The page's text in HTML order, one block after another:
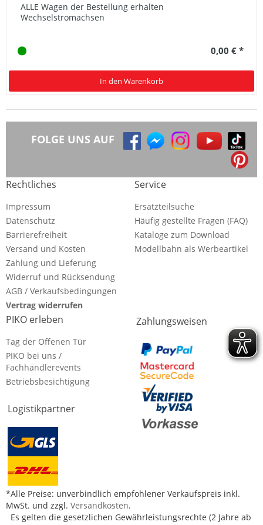
ALLE Wagen der Bestellung erhalten
Wechselstromachsen
0,00 € *
In den Warenkorb
FOLGE UNS AUF
Rechtliches
Impressum
Datenschutz
Barrierefreiheit
Versand und Kosten
Zahlung und Lieferung
Widerruf und Rücksendung
AGB / Verkaufsbedingungen
Vertrag widerrufen
Service
Ersatzteilsuche
Häufig gestellte Fragen (FAQ)
Kataloge zum Download
Modellbahn als Werbeartikel
PIKO erleben
Tag der Offenen Tür
PIKO bei uns /
Fachhändlerevents
Betriebsbesichtigung
Logistikpartner
Zahlungsweisen
*Alle Preise: unverbindlich empfohlener Verkaufspreis inkl.
MwSt. und zzgl. Versandkosten.
Es gelten die gesetzlichen Gewährleistungsrechte (2 Jahre ab